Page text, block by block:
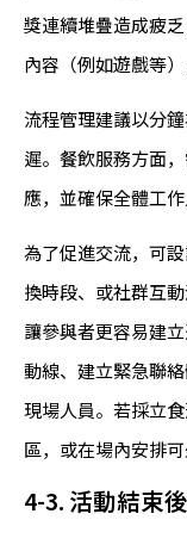
獎連續堆疊造成疲
內容（例如遊戲等
流程管理建議以分
遲。餐飲服務方面
應，並確保全體工作
為了促進交流，可
換時段、或社群互
讓參與者更容易建
動線、建立緊急聯
現場人員。若採立
區，或在場內安排
4-3. 活動結束